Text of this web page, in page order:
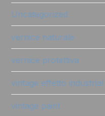
Uncategorized
vernice naturale
vernice protettiva
vintage effetto industrial
vintage paint